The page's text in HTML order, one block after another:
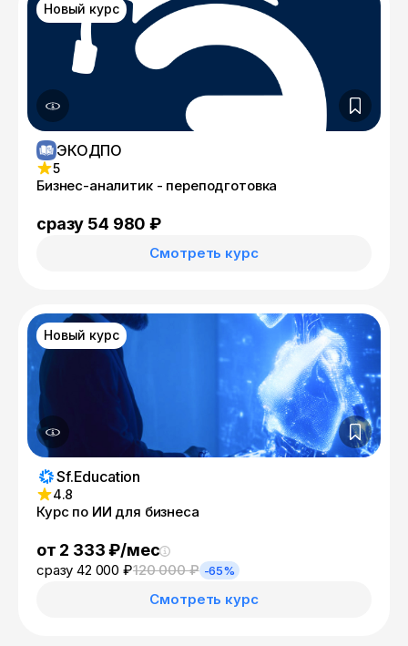
Новый курс
ЭКОДПО
5
Бизнес-аналитик - переподготовка
сразу 54 980 ₽
Смотреть курс
Новый курс
Sf.Education
4.8
Курс по ИИ для бизнеса
от 2 333 ₽/мес
сразу 42 000 ₽120 000 ₽ -65%
Смотреть курс